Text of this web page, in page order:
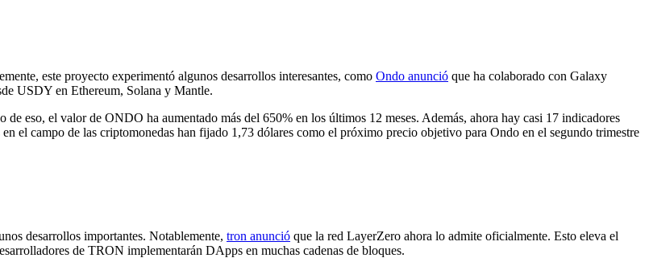
este proyecto experimentó algunos desarrollos interesantes, como Ondo anunció que ha colaborado con Galaxy
USDY en Ethereum, Solana y Mantle.
eso, el valor de ONDO ha aumentado más del 650% en los últimos 12 meses. Además, ahora hay casi 17 indicadores
el campo de las criptomonedas han fijado 1,73 dólares como el próximo precio objetivo para Ondo en el segundo trimestre
desarrollos importantes. Notablemente, tron anunció que la red LayerZero ahora lo admite oficialmente. Esto eleva el
de TRON implementarán DApps en muchas cadenas de bloques.